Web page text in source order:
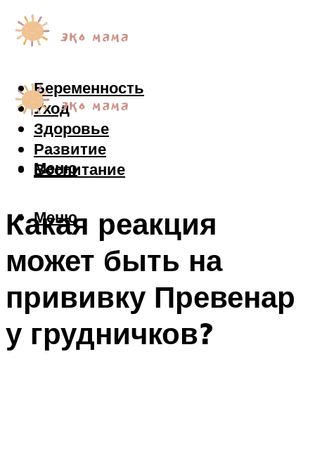
Беременность
Уход
Здоровье
Развитие
Воспитание
Меню
Меню
Какая реакция
может быть на
прививку Превенар
у грудничков?